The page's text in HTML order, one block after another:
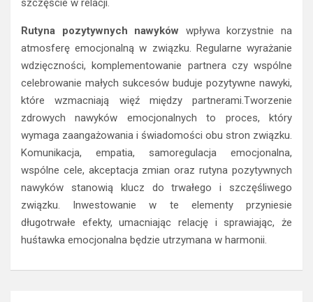
Rutyna pozytywnych nawyków wpływa korzystnie na
atmosferę emocjonalną w związku. Regularne wyrażanie
wdzięczności, komplementowanie partnera czy wspólne
celebrowanie małych sukcesów buduje pozytywne nawyki,
które wzmacniają więź między partnerami.Tworzenie
zdrowych nawyków emocjonalnych to proces, który
wymaga zaangażowania i świadomości obu stron związku.
Komunikacja, empatia, samoregulacja emocjonalna,
wspólne cele, akceptacja zmian oraz rutyna pozytywnych
nawyków stanowią klucz do trwałego i szczęśliwego
związku. Inwestowanie w te elementy przyniesie
długotrwałe efekty, umacniając relację i sprawiając, że
huśtawka emocjonalna będzie utrzymana w harmonii.